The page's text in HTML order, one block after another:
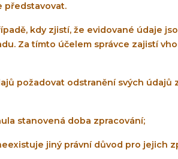
představovat.
kdy zjistí, že evidované údaje
Za tímto účelem správce zajistí
požadovat odstranění svých
stanovená doba zpracování;
jiný právní důvod pro jejich